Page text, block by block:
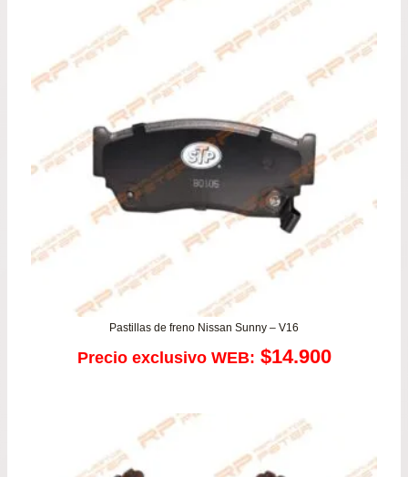
Pastillas de freno Nissan Sunny – V16
Precio exclusivo WEB: $14.900